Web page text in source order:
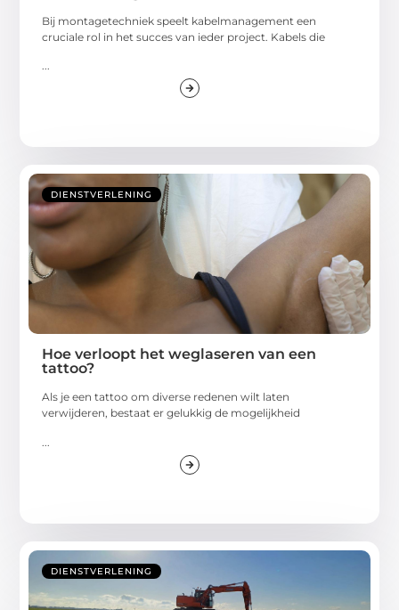
Bij montagetechniek speelt kabelmanagement een
cruciale rol in het succes van ieder project. Kabels die
...
DIENSTVERLENING
Hoe verloopt het weglaseren van een
tattoo?
Als je een tattoo om diverse redenen wilt laten
verwijderen, bestaat er gelukkig de mogelijkheid
DIENSTVERLENING